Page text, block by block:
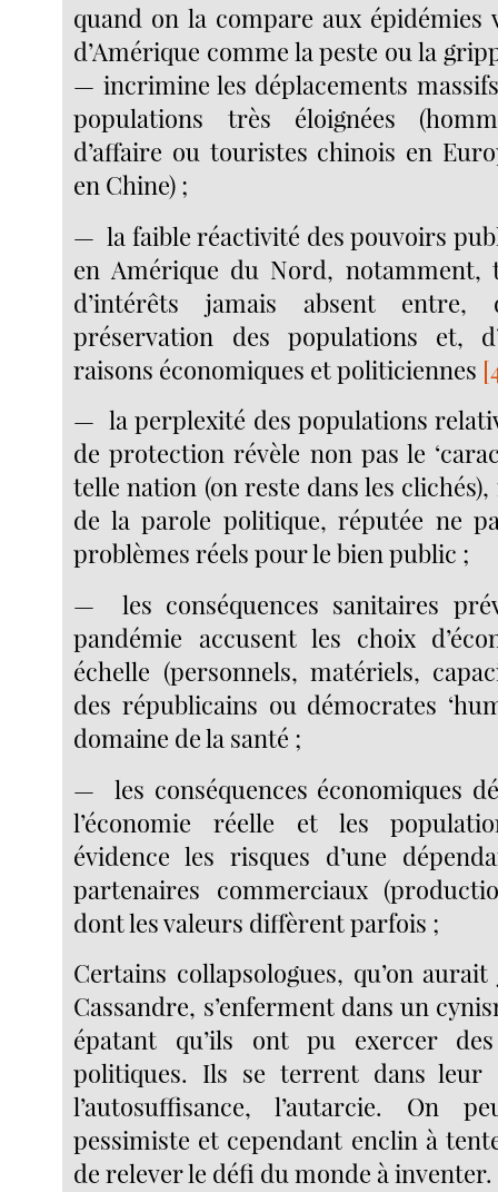
quand on la compare aux épidémies
d’Amérique comme la peste ou la
— incrimine les déplacements
populations très éloignées
d’affaire ou touristes chinois en
en Chine) ;
— la faible réactivité des pouvoirs
en Amérique du Nord,
d’intérêts jamais absent entre,
préservation des populations et,
raisons économiques et politiciennes
— la perplexité des populations
de protection révèle non pas le
telle nation (on reste dans les
de la parole politique, réputée ne
problèmes réels pour le bien public ;
— les conséquences sanitaires
pandémie accusent les choix
échelle (personnels, matériels,
des républicains ou démocrates
domaine de la santé ;
— les conséquences économiques
l’économie réelle et les
évidence les risques d’une
partenaires commerciaux
dont les valeurs diffèrent parfois ;
Certains collapsologues, qu’on
Cassandre, s’enferment dans un
épatant qu’ils ont pu exercer des
politiques. Ils se terrent dans leur
l’autosuffisance, l’autarcie. On
pessimiste et cependant enclin à
de relever le défi du monde à inventer.